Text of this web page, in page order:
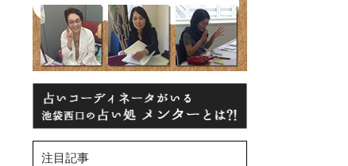
注目記事